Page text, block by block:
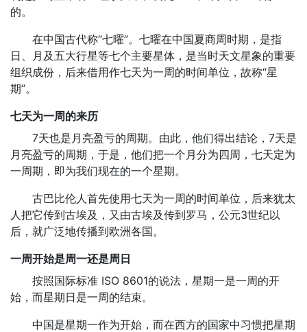
的。
在中国古代称“七曜”。七曜在中国夏商周时期，是指
日、月及五大行星等七个主要星体，是当时天文星象的重要
组织成份，后来借用作七天为一周的时间单位，故称“星
期”。
七天为一周的来历
7天也是月亮盈亏的周期。由此，他们得出结论，7天是
月亮盈亏的周期，于是，他们把一个月分为四周，七天定为
一周期，即为我们现在的一个星期。
古巴比伦人首先使用七天为一周的时间单位，后来犹太
人把它传到古埃及，又由古埃及传到罗马，公元3世纪以
后，就广泛地传播到欧洲各国。
一周开始是周一还是周日
按照国际标准 ISO 8601的说法，星期一是一周的开
始，而星期日是一周的结束。
中国是星期一作为开始，而在西方的国家中习惯把星期